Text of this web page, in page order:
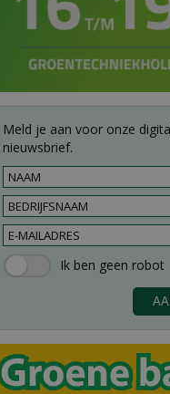
Meld je aan voor onze
nieuwsbrief.